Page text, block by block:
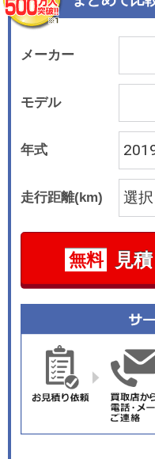
メーカー
モデル
年式
走行距離(km)
無料 見